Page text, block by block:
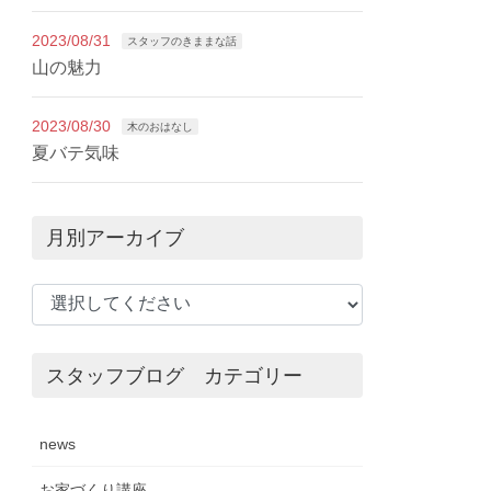
2023/08/31 スタッフのきままな話
山の魅力
2023/08/30 木のおはなし
夏バテ気味
月別アーカイブ
スタッフブログ カテゴリー
news